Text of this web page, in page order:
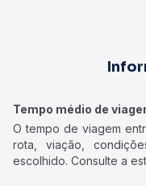
Tempo médio de
O tempo de viagem
rota, viação,
escolhido. Consulte a